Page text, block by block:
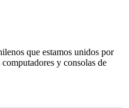
que estamos unidos por
y consolas de